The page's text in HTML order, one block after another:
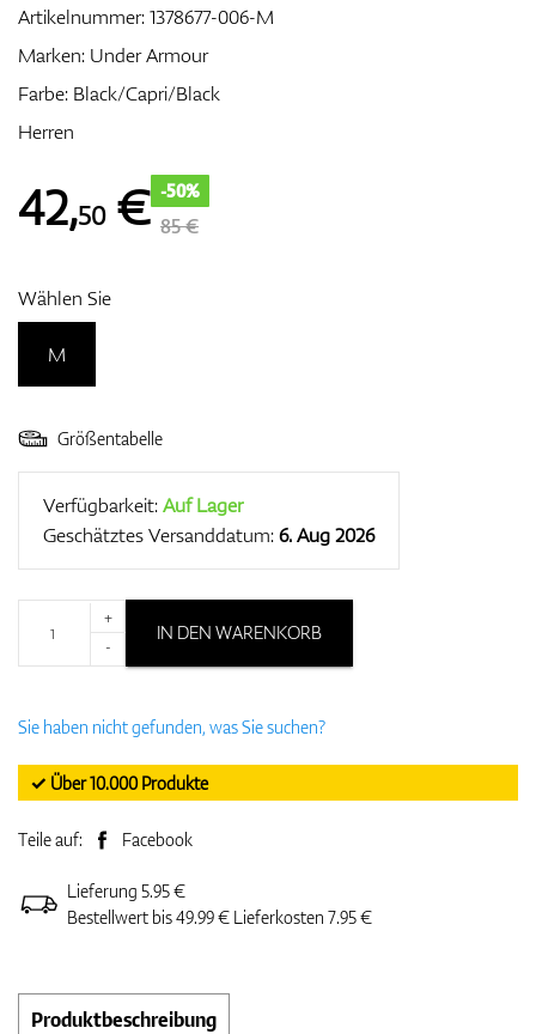
Entfernungsmesser & GPS
Artikelnummer:1378677-006-M
Marken: Under Armour
Farbe: Black/Capri/Black
Herren
42,50€ -50%
85 €
Wählen Sie
M
Größentabelle
Verfügbarkeit:Auf Lager
Geschätztes Versanddatum:6. Aug 2026
+
-
IN DEN WARENKORB
Sie haben nicht gefunden, was Sie suchen?
✓ Über 10.000 Produkte
Teile auf: Facebook
Lieferung 5.95 €
Bestellwert bis 49.99 € Lieferkosten 7.95 €
Produktbeschreibung